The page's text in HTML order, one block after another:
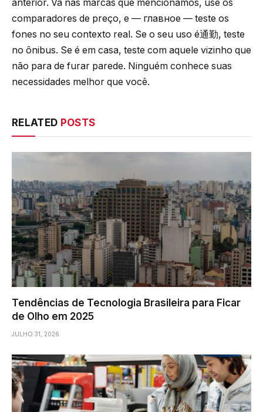
anterior. Vá nas marcas que mencionamos, use os
comparadores de preço, e — главное — teste os
fones no seu contexto real. Se o seu uso é通勤, teste
no ônibus. Se é em casa, teste com aquele vizinho que
não para de furar parede. Ninguém conhece suas
necessidades melhor que você.
RELATED POSTS
Tendências de Tecnologia Brasileira para Ficar
de Olho em 2025
JULHO 31, 2026